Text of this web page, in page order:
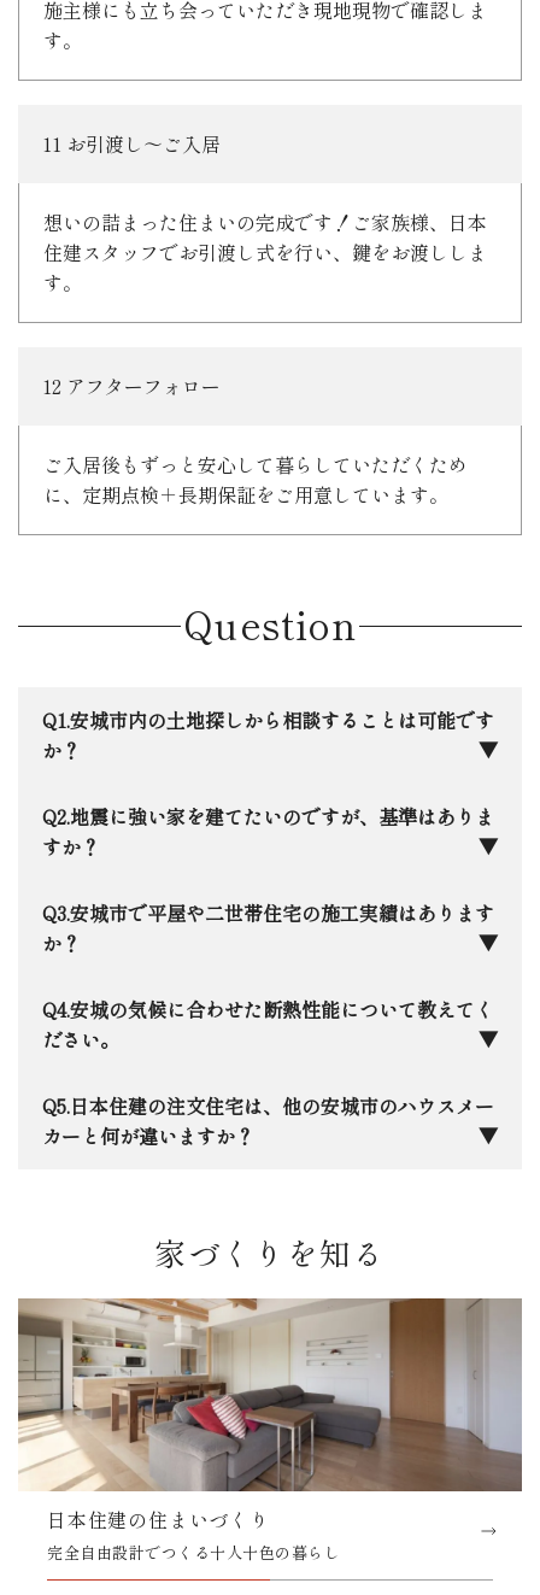
施主様にも立ち会っていただき現地現物で確認しま
す。
11 お引渡し～ご入居
想いの詰まった住まいの完成です！ご家族様、日本
住建スタッフでお引渡し式を行い、鍵をお渡ししま
す。
12 アフターフォロー
ご入居後もずっと安心して暮らしていただくため
に、定期点検＋長期保証をご用意しています。
Question
安城市内の土地探しから相談することは可能です
か？
もちろんです。安城市に本社を構える地元企業と
して、ネットには載らないような地元の土地情報も
らぽーと安城」周辺から、落ち着いた学区まで、住
宅のプロの目線で「お客様にとって本当にいい家が
地震に強い家を建てたいのですが、基準はありま
すか？
日本住建では、全棟で最高等級の「耐震等級3」
をクリアするのはもちろん、さらに踏み込んだ許容
計算による構造解析も実施しています。万が一の震
災時に「自分の家が一番安全な避難所」として、家
ています。
安城市で平屋や二世帯住宅の施工実績はあります
か？
はい、安城市内でも数多くの実績がございます。
私たちは完全自由設計ですので、「趣味を楽しめる
帯」など、決まった形はありません。実際の施工事
例をご覧いただきながら、ご家族に合わせた最適な
安城の気候に合わせた断熱性能について教えてく
ださい。
三河エリア特有の「夏の蒸し暑さ」と「冬の底冷
え」は意外と厳しいものです。当社ではHEAT20
を抑えながら、一年中素足で過ごせる心地よさを大
日本住建の注文住宅は、他の安城市のハウスメー
カーと何が違いますか？
性能とデザインのバランス、そして創業50年で培っ
た「設計の自由度」と「地元への責任感」です。大
手の安心感と地元の工務店のような細やかさ、その
両方を兼ね備えていると自負しています。安城に本
社があるからこそ、お引き渡し後のメンテナンスに
も迅速に駆けつけます。
家づくりを知る
日本住建の住まいづくり
完全自由設計でつくる十人十色の暮らし